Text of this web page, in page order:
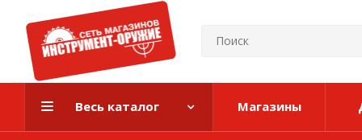
Весь каталог Магазины